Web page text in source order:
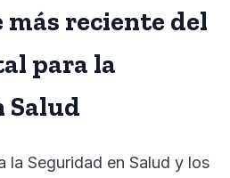
reciente del
para la
Salud
la Seguridad en Salud y los